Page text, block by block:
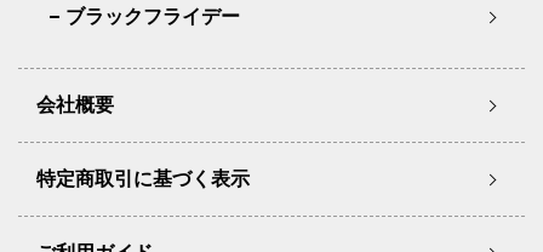
ブラックフライデー
会社概要
特定商取引に基づく表示